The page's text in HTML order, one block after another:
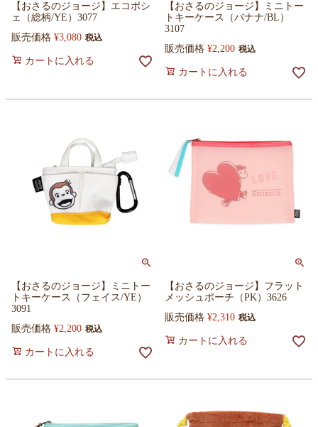
【おさるのジョージ】エコポシ
ェ（総柄/YE）3077
販売価格 ¥3,080 税込
カートに入れる
【おさるのジョージ】ミニトー
トキーケース（バナナ/BL）
3107
販売価格 ¥2,200 税込
カートに入れる
【おさるのジョージ】ミニトー
トキーケース（フェイス/YE）
3091
販売価格 ¥2,200 税込
カートに入れる
【おさるのジョージ】フラット
メッシュポーチ（PK）3626
販売価格 ¥2,310 税込
カートに入れる